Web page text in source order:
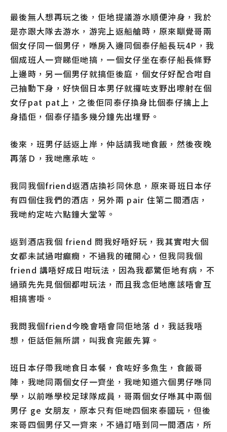
最後無人想再玩之後，佢地提議游水順便沖身，我於
是亦跟大隊去游水，游完上返船艙時，原來瞓覺哥兩
個女仔同一個男仔，喺房入邊同個泰仔船長玩4P，我
個成班人一齊睇佢哋搞，一個女仔坐在泰仔船長條野
上邊時，另一個男仔就搞佢後庭，個女仔好配合咁自
己抽動下身，好快個日本男仔就攞咗支野出嚟射在個
女仔pat pat上，之後佢同泰仔換身比個泰仔擒上上
身插佢，個泰仔插多幾分鐘先出埋野。
後來，班男仔話返上岸，仲話請我哋食飯，然後夜晚
再落Ｄ，我哋應承咗。
我同我個friend返酒店換衫同休息，原來哥班日本仔
有四個住我們的酒店，另外兩 pair 住第二間酒店，
我哋約定咗六點鐘大堂等。
返到酒店我個 friend 問我好唔好玩，我其實咁大個
女都未試過咁癲癇，不過我的確開心，但我同我個
friend 講唔好成日咁玩法，因為我都驚佢地有病，不
過頭先先見個個都咁玩法，而且我念佢地應該唔會互
相搞害啩。
我問我個friend今晚會唔會同佢地落 d，我話我唔
想，佢話佢無所謂，叫我食完飯先算。
班日本仔帶我哋食日本餐，食咗好多魚生，食飯哥
陣，我哋同兩個女仔一齊坐，我哋知道六個男仔喺同
學，以前喺學校足球隊成員，哥兩個女仔喺其中兩個
男仔 ge 女朋友，原本只有佢哋四個來泰國玩，但後
來哥四個男仔又一齊來，不過訂唔到同一間酒店，所